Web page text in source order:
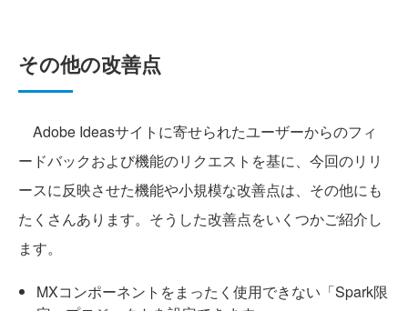
その他の改善点
Adobe Ideasサイトに寄せられたユーザーからのフィ
ードバックおよび機能のリクエストを基に、今回のリリ
ースに反映させた機能や小規模な改善点は、その他にも
たくさんあります。そうした改善点をいくつかご紹介し
ます。
MXコンポーネントをまったく使用できない「Spark限